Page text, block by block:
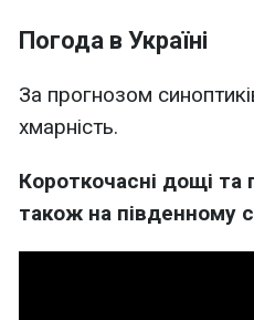
Погода в Україні
За прогнозом
хмарність.
Короткочасні дощі та
також на південному